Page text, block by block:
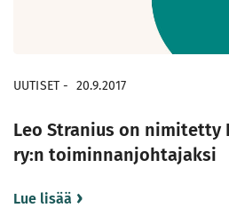
UUTISET - 20.9.2017
Leo Stranius on nimitetty
ry:n toiminnanjohtajaksi
Lue lisää